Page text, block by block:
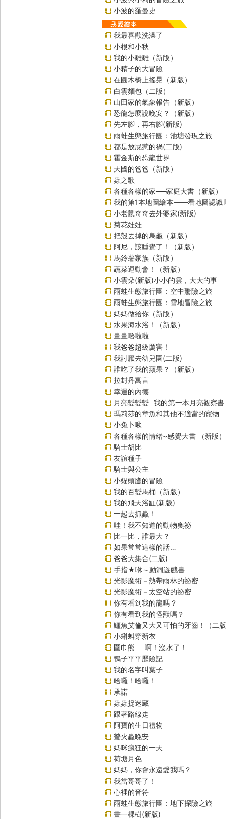
小波的羅曼史
我最喜歡洗澡了
小根和小秋
我的小雞雞（新版）
小精子的大冒險
在圓木橋上搖晃（新版）
白雲麵包（二版）
山田家的氣象報告（新版）
恐龍怎麼說晚安？（新版）
先左腳，再右腳(新版)
雨蛙生態旅行團：池塘發現之旅
都是放屁惹的禍(二版)
霍金斯的恐龍世界
天國的爸爸（新版）
蟲之歌
各種各樣的家──家庭大書（新版）
我的第1本地圖繪本――看地圖認識
小老鼠奇奇去外婆家(新版)
菊花娃娃
把殼丟掉的烏龜（新版）
阿尼，該睡覺了！（新版）
馬鈴薯家族（新版）
蔬菜運動會！（新版）
小雲朵(新版)小小的雲，大大的事
雨蛙生態旅行團：空中驚險之旅
雨蛙生態旅行團：雪地冒險之旅
媽媽做給你（新版）
水果海水浴！（新版）
畫畫嚕啦啦
我爸爸超級厲害！
我討厭去幼兒園(二版)
誰吃了我的蘋果？（新版）
拉封丹寓言
幸運的內德
月亮變變變─我的第一本月亮觀察書
瑪莉莎的章魚和其他不適當的寵物
小兔卜啾
各種各樣的情緒~感覺大書 （新版）
騎士胡比
友誼種子
騎士與公主
小貓頭鷹的冒險
我的百變馬桶（新版）
我的飛天浴缸(新版)
一起去抓蟲！
哇！我不知道的動物奧祕
比一比，誰最大？
如果常常這樣的話…
爸爸大集合(二版)
手指★咻～動洞遊戲書
光影魔術－熱帶雨林的祕密
光影魔術－太空站的祕密
你有看到我的龍嗎？
你有看到我的怪獸嗎？
鱷魚艾倫又大又可怕的牙齒！（二
小蝌蚪穿新衣
圍巾熊──啊！沒水了！
鴨子平平歷險記
我的名字叫葉子
哈囉！哈囉！
承諾
蟲蟲捉迷藏
跟著路線走
阿寶的生日禮物
螢火蟲晚安
媽咪瘋狂的一天
荷塘月色
媽媽，你會永遠愛我嗎？
我當哥哥了！
心裡的音符
雨蛙生態旅行團：地下探險之旅
畫一棵樹(新版)